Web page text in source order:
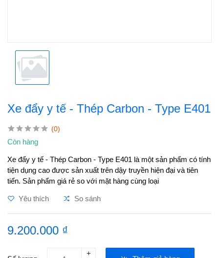
Xe đẩy y tế - Thép Carbon - Type E401
(0)
Còn hàng
Xe đẩy y tế - Thép Carbon - Type E401 là một sản phẩm có tính
tiện dụng cao được sản xuất trên dậy truyền hiện đại và tiên
tiến. Sản phẩm giá rẻ so với mặt hàng cùng loại
Yêu thích So sánh
9.200.000 ₫
+